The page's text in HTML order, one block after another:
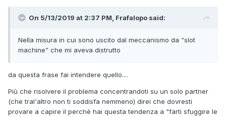
On 5/13/2019 at 2:37 PM, Frafalopo said:
Nella misura in cui sono uscito dal meccanismo da “slot
machine” che mi aveva distrutto
da questa frase fai intendere quello....
Più che risolvere il problema concentrandoti su un solo partner
(che tral'altro non ti soddisfa nemmeno) direi che dovresti
provare a capire il perchè hai questa tendenza a "farti sfuggire le